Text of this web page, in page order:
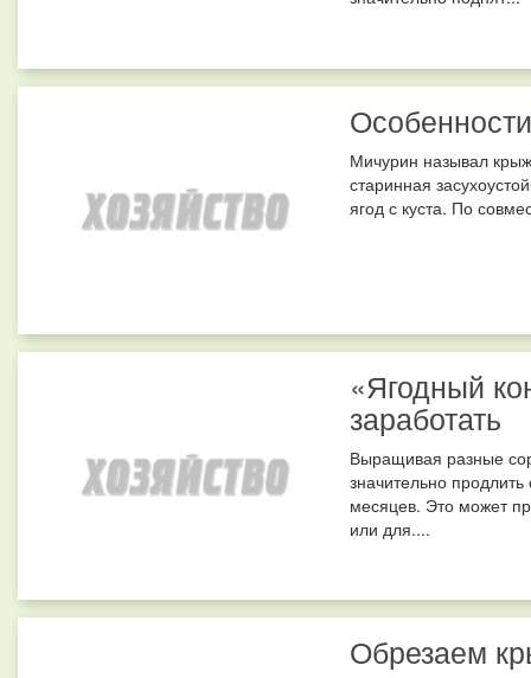
Мичурин называл
старинная
ягод с куста. По
«Ягодный
заработать
Выращивая разные
значительно
месяцев. Это может
или для....
Обрезаем